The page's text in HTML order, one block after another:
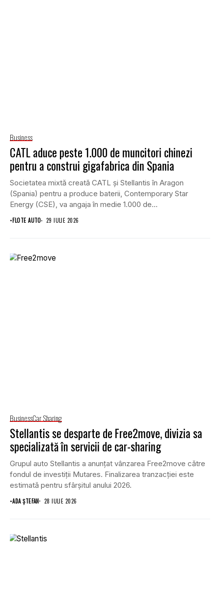
Business
CATL aduce peste 1.000 de muncitori chinezi
pentru a construi gigafabrica din Spania
Societatea mixtă creată CATL și Stellantis în Aragon
(Spania) pentru a produce baterii, Contemporary Star
Energy (CSE), va angaja în medie 1.000 de...
•FLOTE AUTO 29 IULIE 2026
BusinessCar Sharing
Stellantis se desparte de Free2move, divizia sa
specializată în servicii de car-sharing
Grupul auto Stellantis a anunțat vânzarea Free2move către
fondul de investiții Mutares. Finalizarea tranzacției este
estimată pentru sfârșitul anului 2026.
•ADA ȘTEFAN 28 IULIE 2026